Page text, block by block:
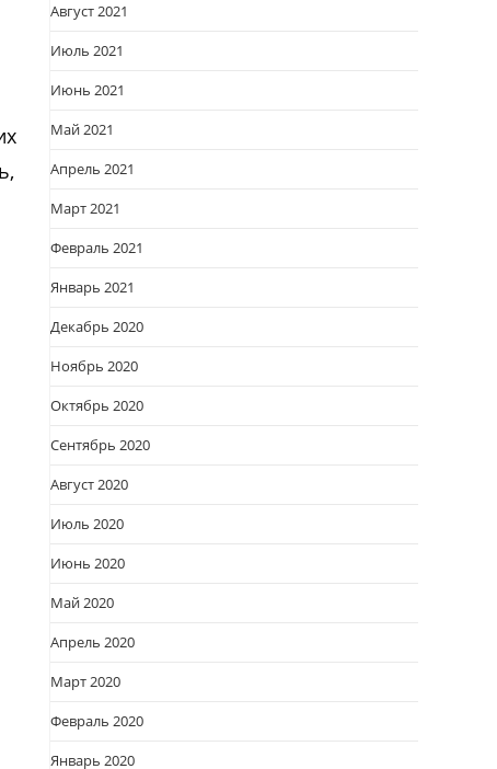
Август 2021
Июль 2021
Июнь 2021
Май 2021
Апрель 2021
Март 2021
Февраль 2021
Январь 2021
Декабрь 2020
Ноябрь 2020
Октябрь 2020
Сентябрь 2020
Август 2020
Июль 2020
Июнь 2020
Май 2020
Апрель 2020
Март 2020
Февраль 2020
Январь 2020